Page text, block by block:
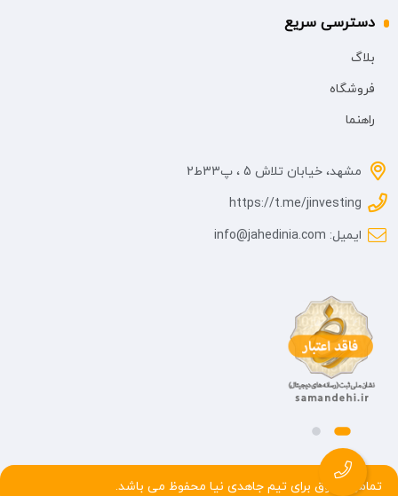
دسترسی سریع
بلاگ
فروشگاه
راهنما
مشهد، خیابان تلاش 5 ، پ33ط2
https://t.me/jinvesting
ایمیل: info@jahedinia.com
تمامی حقوق برای تیم جاهدی نیا محفوظ می باشد.